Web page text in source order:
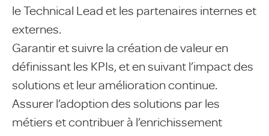
le Technical Lead et les partenaires internes et
externes.
Garantir et suivre la création de valeur en
définissant les KPIs, et en suivant l’impact des
solutions et leur amélioration continue.
Assurer l’adoption des solutions par les
métiers et contribuer à l’enrichissement